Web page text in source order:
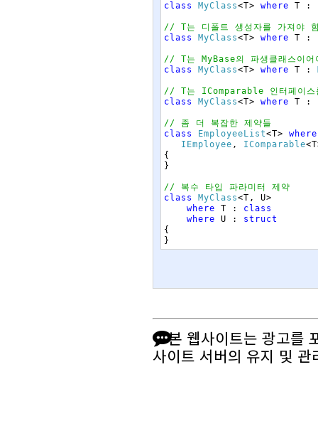
class
MyClass<T> where T :
// T는 디폴트 생성자를 가져야
class
MyClass<T> where T :
// T는 MyBase의 파생클래스이어
class
MyClass<T> where T :
// T는 IComparable 인터페이스
class
MyClass<T> where T :
// 좀 더 복잡한 제약들
class
EmployeeList<T>
where
IEmployee , IComparable<T
{
}
// 복수 타입 파라미터 제약
class
MyClass<T , U>
where
T :
class
where
U :
struct
{
}
본 웹사이트는 광고를
사이트 서버의 유지 및